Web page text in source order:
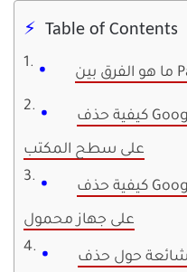
Table of Contents
كيفية حذف Google Passkey الخاصة بالجهاز
على سطح المكتب
كيفية حذف Google Passkey الخاصة بجهاز
على جهاز محمول